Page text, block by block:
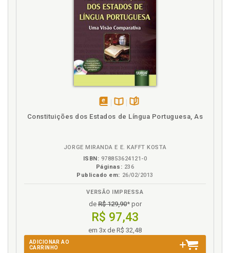
disponível
Disponível
páginas
Constituições dos Estados de Língua Portuguesa, As
JORGE MIRANDA E E. KAFFT KOSTA
ISBN: 978853624121-0
Páginas: 236
Publicado em: 26/02/2013
VERSÃO IMPRESSA
deR$ 129,90* por
R$ 97,43
em 3x de R$ 32,48
ADICIONAR AO
CARRINHO